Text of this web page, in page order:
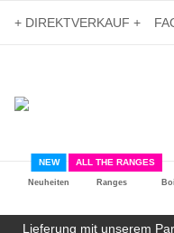
+ DIREKTVERKAUF +
Neuheiten
NEW
Ranges
ALL THE RANGES
Lieferung mit unserem